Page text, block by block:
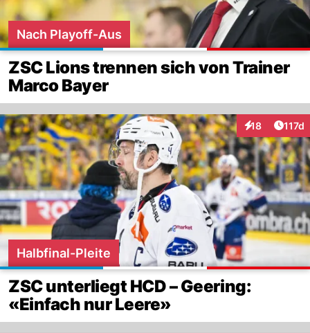
Nach Playoff-Aus
ZSC Lions trennen sich von Trainer
Marco Bayer
18
Interaktionen
117d
Halbfinal-Pleite
ZSC unterliegt HCD – Geering:
«Einfach nur Leere»